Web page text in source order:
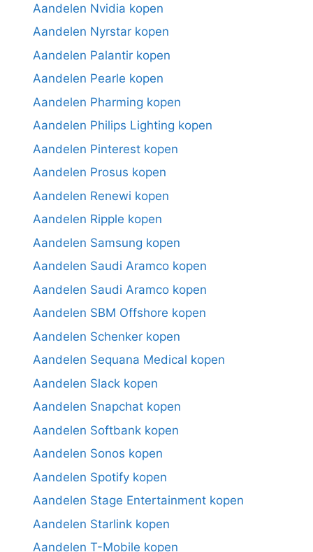
Aandelen Nvidia kopen
Aandelen Nyrstar kopen
Aandelen Palantir kopen
Aandelen Pearle kopen
Aandelen Pharming kopen
Aandelen Philips Lighting kopen
Aandelen Pinterest kopen
Aandelen Prosus kopen
Aandelen Renewi kopen
Aandelen Ripple kopen
Aandelen Samsung kopen
Aandelen Saudi Aramco kopen
Aandelen Saudi Aramco kopen
Aandelen SBM Offshore kopen
Aandelen Schenker kopen
Aandelen Sequana Medical kopen
Aandelen Slack kopen
Aandelen Snapchat kopen
Aandelen Softbank kopen
Aandelen Sonos kopen
Aandelen Spotify kopen
Aandelen Stage Entertainment kopen
Aandelen Starlink kopen
Aandelen T-Mobile kopen